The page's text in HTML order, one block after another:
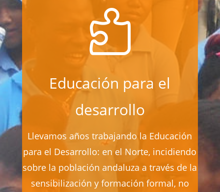

Educación para el
desarrollo
Llevamos años trabajando la Educación
para el Desarrollo: en el Norte, incidiendo
sobre la población andaluza a través de la
sensibilización y formación formal, no